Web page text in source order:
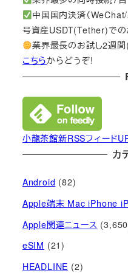
中国国内決済（WeChat/
号資産USDT(Tether)で
業界最長のお試し2週
こちらからどうぞ!
小龍茶館新RSSフィード
カ
Android (82)
Apple端末 Mac iPhone
Apple関連ニュース
eSIM (21)
HEADLINE (2)